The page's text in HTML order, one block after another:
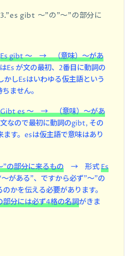
gibt ～”の”～”の部分に
Es gibt ～ → （意味）～があ
Es が文の最初、2番目に動詞の
しEsはいわゆる仮主語という
ません。
es ～ → （意味）～があ
なので最初に動詞のgibt, その
ます。esは仮主語で意味はあり
”の部分に来るもの → 形式Es
～がある”、ですから必ず”～”の
かを伝える必要があります。
部分には必ず4格の名詞がきま